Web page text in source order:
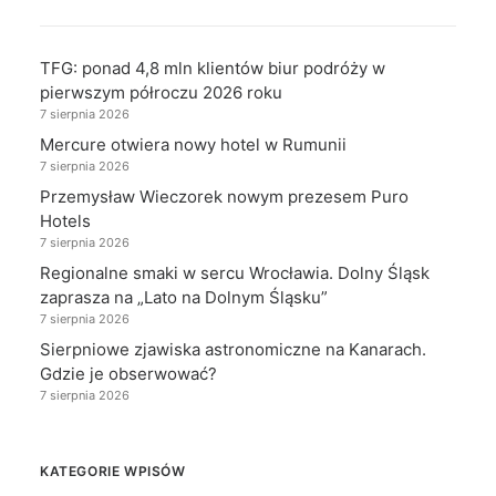
TFG: ponad 4,8 mln klientów biur podróży w
pierwszym półroczu 2026 roku
7 sierpnia 2026
Mercure otwiera nowy hotel w Rumunii
7 sierpnia 2026
Przemysław Wieczorek nowym prezesem Puro
Hotels
7 sierpnia 2026
Regionalne smaki w sercu Wrocławia. Dolny Śląsk
zaprasza na „Lato na Dolnym Śląsku”
7 sierpnia 2026
Sierpniowe zjawiska astronomiczne na Kanarach.
Gdzie je obserwować?
7 sierpnia 2026
KATEGORIE WPISÓW